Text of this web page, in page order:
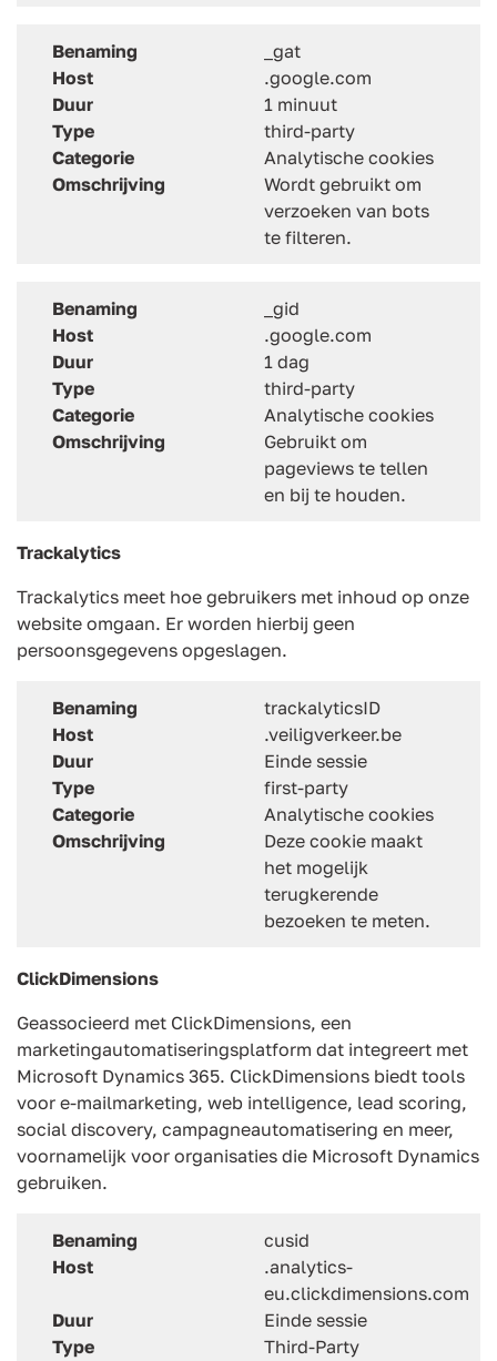
Benaming
_gat
Host
.google.com
Duur
1 minuut
Type
third-party
Categorie
Analytische cookies
Omschrijving
Wordt gebruikt om
verzoeken van bots
te filteren.
Benaming
_gid
Host
.google.com
Duur
1 dag
Type
third-party
Categorie
Analytische cookies
Omschrijving
Gebruikt om
pageviews te tellen
en bij te houden.
Trackalytics
Trackalytics meet hoe gebruikers met inhoud op onze
website omgaan. Er worden hierbij geen
persoonsgegevens opgeslagen.
Benaming
trackalyticsID
Host
.veiligverkeer.be
Duur
Einde sessie
Type
first-party
Categorie
Analytische cookies
Omschrijving
Deze cookie maakt
het mogelijk
terugkerende
bezoeken te meten.
ClickDimensions
Geassocieerd met ClickDimensions, een
marketingautomatiseringsplatform dat integreert met
Microsoft Dynamics 365. ClickDimensions biedt tools
voor e-mailmarketing, web intelligence, lead scoring,
social discovery, campagneautomatisering en meer,
voornamelijk voor organisaties die Microsoft Dynamics
gebruiken.
Benaming
cusid
Host
.analytics-
eu.clickdimensions.com
Duur
Einde sessie
Type
Third-Party